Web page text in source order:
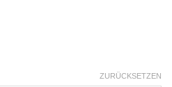
ZURÜCKSETZEN